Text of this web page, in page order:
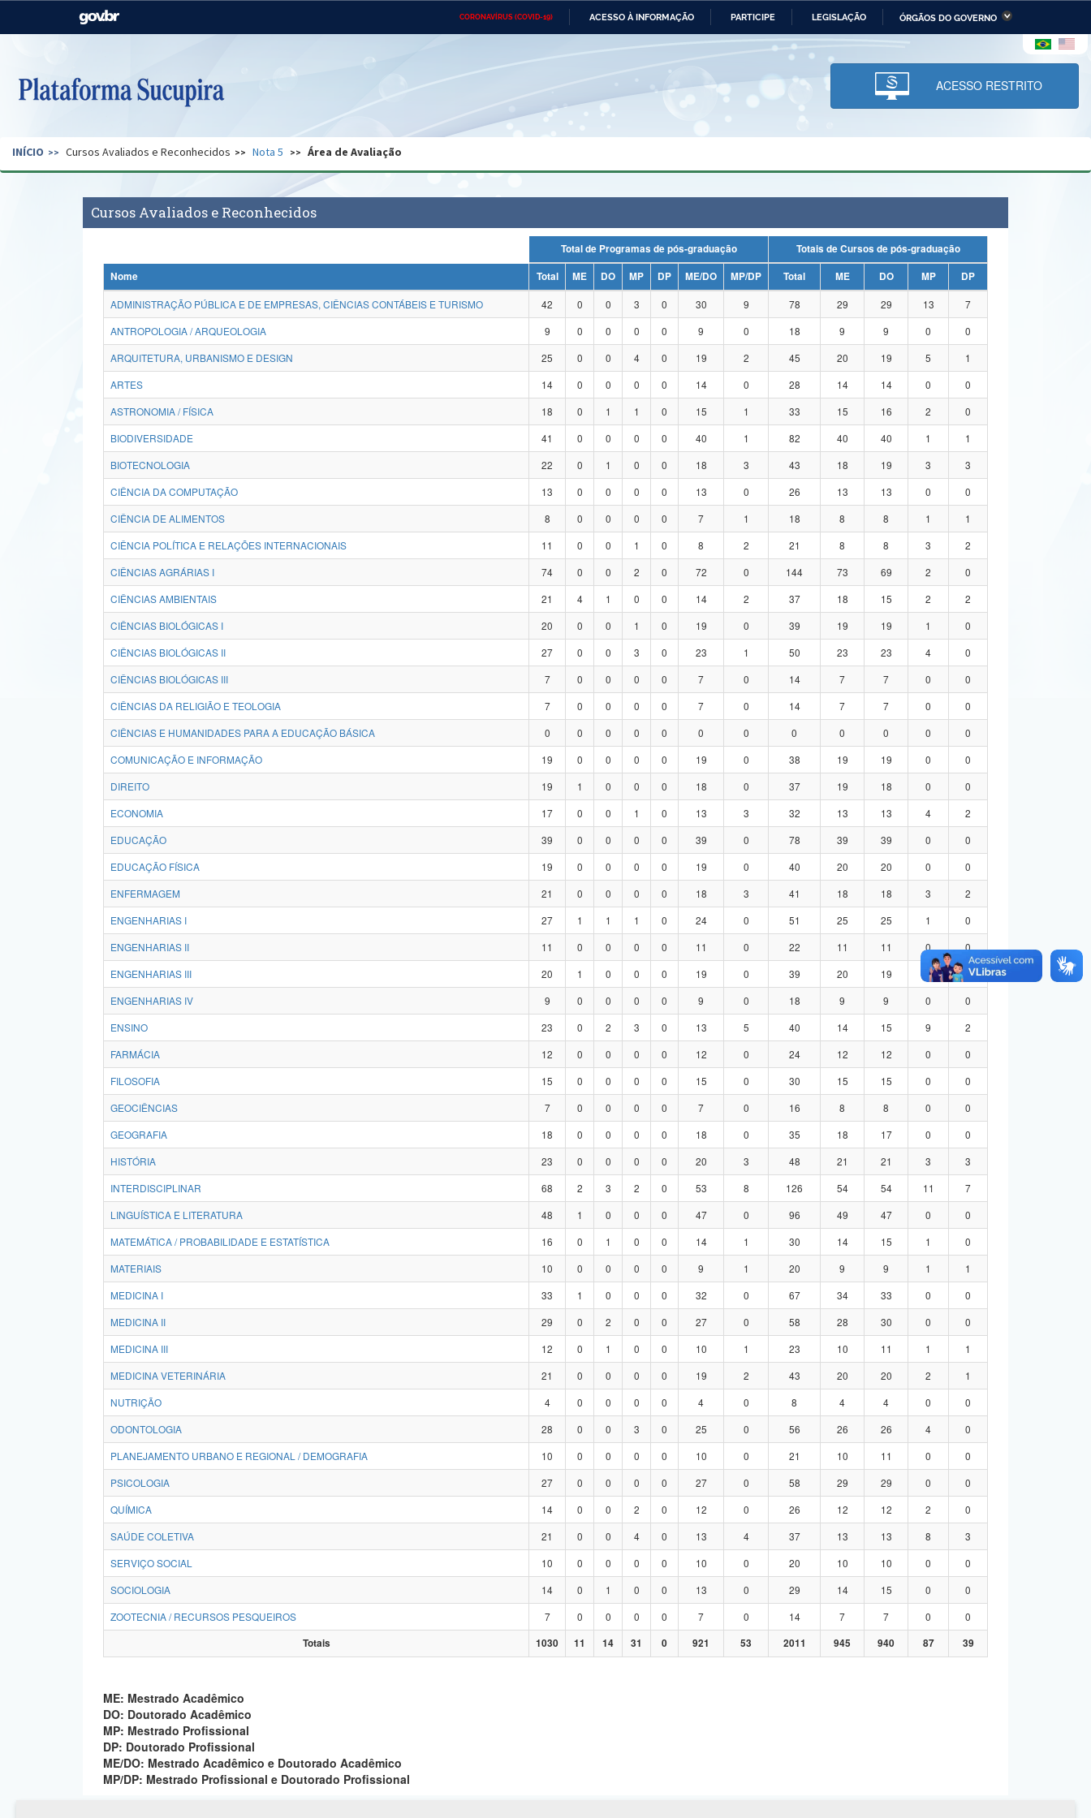
CORONAVÍRUS (COVID-19) ACESSO À INFORMAÇÃO PARTICIPE LEGISLAÇÃO ÓRGÃOS DO GOVERNO
Casa Civil Ministério das Relações Ministério da Economia Ministério da Infraestrutura
Pecuária e Abastecimento
Ministério da Ciência,
Tecnologia, Inovações e
Comunicações
Ministério do Desenvolvimento
Regional e dos Direitos Humanos
Secretaria de Governo Gabinete de Segurança Advocacia-Geral da União Banco Central do Brasil Planalto
ACESSO RESTRITO
INÍCIO Cursos Avaliados e Reconhecidos Nota 5 Área de Avaliação
Cursos Avaliados e Reconhecidos
Total de Programas de pós-graduação
Totais de Cursos de pós-graduação
Nome
Total ME DO MP DP ME/DO MP/DP Total ME DO MP
DP
ADMINISTRAÇÃO PÚBLICA E DE EMPRESAS, CIÊNCIAS CONTÁBEIS E TURISMO
42 0 0 3 0 30 9 78 29 29 13
7
ANTROPOLOGIA / ARQUEOLOGIA
9 0 0 0 0 9 0 18 9 9 0
0
ARQUITETURA, URBANISMO E DESIGN
25 0 0 4 0 19 2 45 20 19 5
1
ARTES
14 0 0 0 0 14 0 28 14 14 0
0
ASTRONOMIA / FÍSICA
18 0 1 1 0 15 1 33 15 16 2
0
BIODIVERSIDADE
41 0 0 0 0 40 1 82 40 40 1
1
BIOTECNOLOGIA
22 0 1 0 0 18 3 43 18 19 3
3
CIÊNCIA DA COMPUTAÇÃO
13 0 0 0 0 13 0 26 13 13 0
0
CIÊNCIA DE ALIMENTOS
8 0 0 0 0 7 1 18 8 8 1
1
CIÊNCIA POLÍTICA E RELAÇÕES INTERNACIONAIS
11 0 0 1 0 8 2 21 8 8 3
2
CIÊNCIAS AGRÁRIAS I
74 0 0 2 0 72 0 144 73 69 2
0
CIÊNCIAS AMBIENTAIS
21 4 1 0 0 14 2 37 18 15 2
2
CIÊNCIAS BIOLÓGICAS I
20 0 0 1 0 19 0 39 19 19 1
0
CIÊNCIAS BIOLÓGICAS II
27 0 0 3 0 23 1 50 23 23 4
0
CIÊNCIAS BIOLÓGICAS III
7 0 0 0 0 7 0 14 7 7 0
0
CIÊNCIAS DA RELIGIÃO E TEOLOGIA
7 0 0 0 0 7 0 14 7 7 0
0
CIÊNCIAS E HUMANIDADES PARA A EDUCAÇÃO BÁSICA
0 0 0 0 0 0 0 0 0 0 0
0
COMUNICAÇÃO E INFORMAÇÃO
19 0 0 0 0 19 0 38 19 19 0
0
DIREITO
19 1 0 0 0 18 0 37 19 18 0
0
ECONOMIA
17 0 0 1 0 13 3 32 13 13 4
2
EDUCAÇÃO
39 0 0 0 0 39 0 78 39 39 0
0
EDUCAÇÃO FÍSICA
19 0 0 0 0 19 0 40 20 20 0
0
ENFERMAGEM
21 0 0 0 0 18 3 41 18 18 3
2
ENGENHARIAS I
27 1 1 1 0 24 0 51 25 25 1
0
ENGENHARIAS II
11 0 0 0 0 11 0 22 11 11 0
0
ENGENHARIAS III
20 1 0 0 0 19 0 39 20 19 0
0
ENGENHARIAS IV
9 0 0 0 0 9 0 18 9 9 0
0
ENSINO
23 0 2 3 0 13 5 40 14 15 9
2
FARMÁCIA
12 0 0 0 0 12 0 24 12 12 0
0
FILOSOFIA
15 0 0 0 0 15 0 30 15 15 0
0
GEOCIÊNCIAS
7 0 0 0 0 7 0 16 8 8 0
0
GEOGRAFIA
18 0 0 0 0 18 0 35 18 17 0
0
HISTÓRIA
23 0 0 0 0 20 3 48 21 21 3
3
INTERDISCIPLINAR
68 2 3 2 0 53 8 126 54 54 11
7
LINGUÍSTICA E LITERATURA
48 1 0 0 0 47 0 96 49 47 0
0
MATEMÁTICA / PROBABILIDADE E ESTATÍSTICA
16 0 1 0 0 14 1 30 14 15 1
0
MATERIAIS
10 0 0 0 0 9 1 20 9 9 1
1
MEDICINA I
33 1 0 0 0 32 0 67 34 33 0
0
MEDICINA II
29 0 2 0 0 27 0 58 28 30 0
0
MEDICINA III
12 0 1 0 0 10 1 23 10 11 1
1
MEDICINA VETERINÁRIA
21 0 0 0 0 19 2 43 20 20 2
1
NUTRIÇÃO
4 0 0 0 0 4 0 8 4 4 0
0
ODONTOLOGIA
28 0 0 3 0 25 0 56 26 26 4
0
PLANEJAMENTO URBANO E REGIONAL / DEMOGRAFIA
10 0 0 0 0 10 0 21 10 11 0
0
PSICOLOGIA
27 0 0 0 0 27 0 58 29 29 0
0
QUÍMICA
14 0 0 2 0 12 0 26 12 12 2
0
SAÚDE COLETIVA
21 0 0 4 0 13 4 37 13 13 8
3
SERVIÇO SOCIAL
10 0 0 0 0 10 0 20 10 10 0
0
SOCIOLOGIA
14 0 1 0 0 13 0 29 14 15 0
0
ZOOTECNIA / RECURSOS PESQUEIROS
7 0 0 0 0 7 0 14 7 7 0
0
Totais
1030 11 14 31 0 921 53 2011 945 940 87 39
ME: Mestrado Acadêmico
DO: Doutorado Acadêmico
MP: Mestrado Profissional
DP: Doutorado Profissional
ME/DO: Mestrado Acadêmico e Doutorado Acadêmico
MP/DP: Mestrado Profissional e Doutorado Profissional